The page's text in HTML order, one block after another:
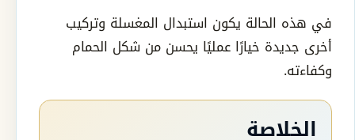
في هذه الحالة يكون استبدال المغسلة وتركيب
أخرى جديدة خيارًا عمليًا يحسن من شكل الحمام
وكفاءته.
الخلاصة